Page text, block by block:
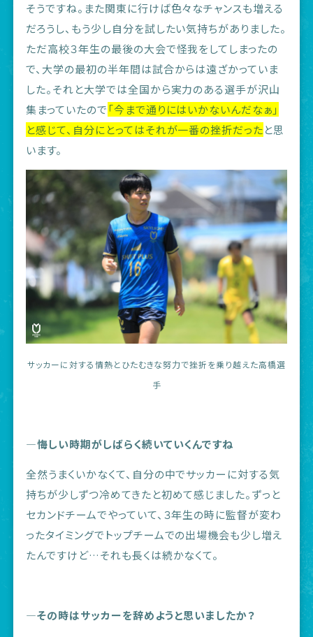
そうですね。また関東に行けば色々なチャンスも増える
だろうし、もう少し自分を試したい気持ちがありました。
ただ高校３年生の最後の大会で怪我をしてしまったの
で、大学の最初の半年間は試合からは遠ざかっていま
した。それと大学では全国から実力のある選手が沢山
集まっていたので 「今まで通りにはいかないんだなぁ」
と感じて、自分にとってはそれが一番の挫折だったと思
います。
サッカーに対する情熱とひたむきな努力で挫折を乗り越えた高橋選
手
―悔しい時期がしばらく続いていくんですね
全然うまくいかなくて、自分の中でサッカーに対する気
持ちが少しずつ冷めてきたと初めて感じました。ずっと
セカンドチームでやっていて、３年生の時に監督が変わ
ったタイミングでトップチームでの出場機会も少し増え
たんですけど…それも長くは続かなくて。
―その時はサッカーを辞めようと思いましたか？